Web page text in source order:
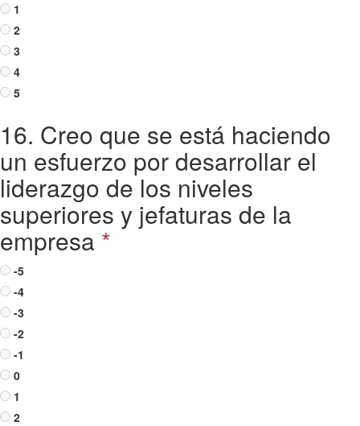
1
2
3
4
5
16. Creo que se está haciendo
un esfuerzo por desarrollar el
liderazgo de los niveles
superiores y jefaturas de la
empresa *
-5
-4
-3
-2
-1
0
1
2